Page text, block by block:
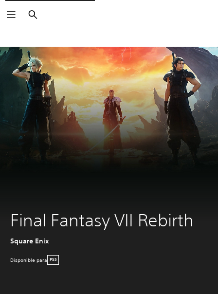
Buscar
Final Fantasy VII Rebirth
Square Enix
Disponible para PS5